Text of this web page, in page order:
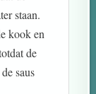
staan.
kook en
de
saus